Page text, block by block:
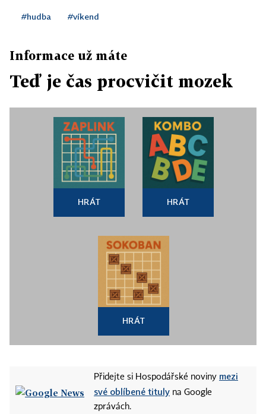
#hudba #víkend
Informace už máte
Teď je čas procvičit mozek
HRÁT HRÁT
HRÁT
Přidejte si Hospodářské noviny mezi
své oblíbené tituly na Google
zprávách.